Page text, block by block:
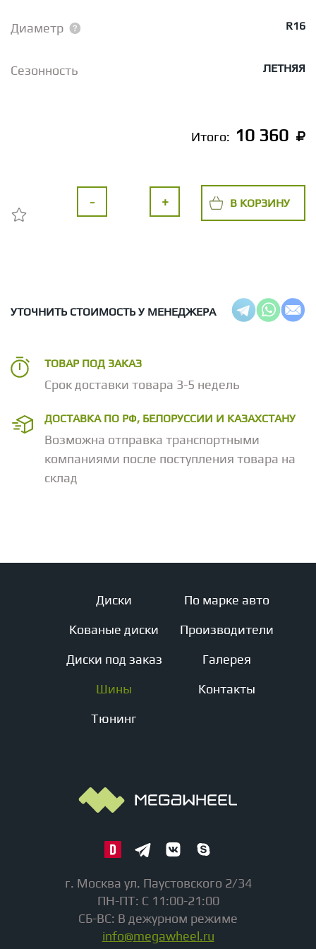
Диаметр R16
Сезонность ЛЕТНЯЯ
Итого: 10 360
- + В КОРЗИНУ
УТОЧНИТЬ СТОИМОСТЬ У МЕНЕДЖЕРА
ТОВАР ПОД ЗАКАЗ
Срок доставки товара 3-5 недель
ДОСТАВКА ПО РФ, БЕЛОРУССИИ И КАЗАХСТАНУ
Возможна отправка транспортными
компаниями после поступления товара на
склад
Диски
Кованые диски
Диски под заказ
Шины
Тюнинг
По марке авто
Производители
Галерея
Контакты
г. Москва ул. Паустовского 2/34
ПН-ПТ: С 11:00-21:00
СБ-ВС: В дежурном режиме
info@megawheel.ru